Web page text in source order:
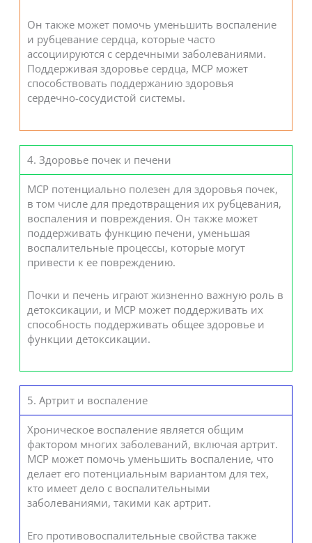
Он также может помочь уменьшить воспаление
и рубцевание сердца, которые часто
ассоциируются с сердечными заболеваниями.
Поддерживая здоровье сердца, MCP может
способствовать поддержанию здоровья
сердечно-сосудистой системы.
4. Здоровье почек и печени
MCP потенциально полезен для здоровья почек,
в том числе для предотвращения их рубцевания,
воспаления и повреждения. Он также может
поддерживать функцию печени, уменьшая
воспалительные процессы, которые могут
привести к ее повреждению.
Почки и печень играют жизненно важную роль в
детоксикации, и MCP может поддерживать их
способность поддерживать общее здоровье и
функции детоксикации.
5. Артрит и воспаление
Хроническое воспаление является общим
фактором многих заболеваний, включая артрит.
MCP может помочь уменьшить воспаление, что
делает его потенциальным вариантом для тех,
кто имеет дело с воспалительными
заболеваниями, такими как артрит.
Его противовоспалительные свойства также